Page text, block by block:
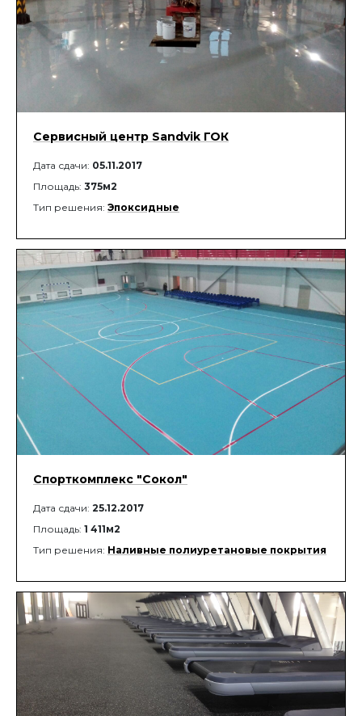
Сервисный центр Sandvik ГОК
Дата сдачи: 05.11.2017
Площадь: 375м2
Тип решения: Эпоксидные
Спорткомплекс "Сокол"
Дата сдачи: 25.12.2017
Площадь: 1 411м2
Тип решения: Наливные полиуретановые покрытия